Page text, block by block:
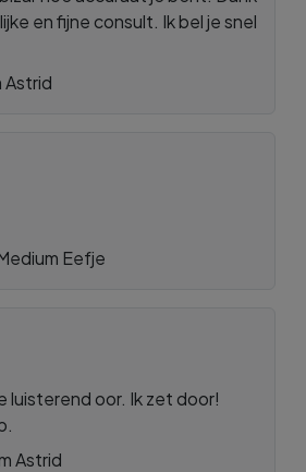
en fijne consult. Ik bel je snel
Astrid
Eefje
luisterend oor. Ik zet door!
Astrid